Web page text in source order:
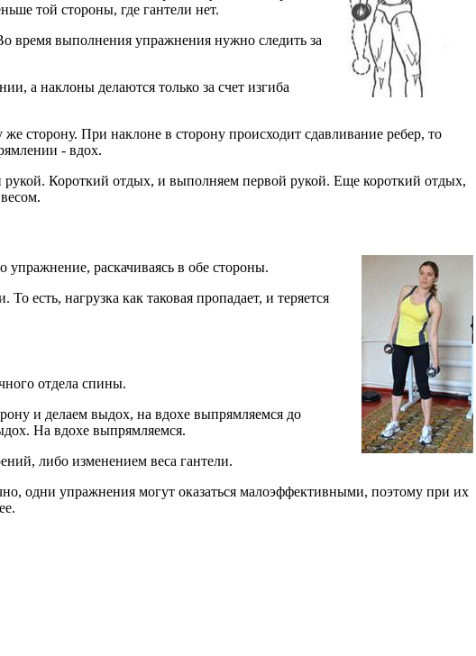
той стороны, где гантели нет.
время выполнения упражнения нужно следить за
а наклоны делаются только за счет изгиба
сторону. При наклоне в сторону происходит сдавливание ребер, то
- вдох.
Короткий отдых, и выполняем первой рукой. Еще короткий отдых,
раскачиваясь в обе стороны.
есть, нагрузка как таковая пропадает, и теряется
отдела спины.
и делаем выдох, на вдохе выпрямляемся до
На вдохе выпрямляемся.
либо изменением веса гантели.
одни упражнения могут оказаться малоэффективными, поэтому при их